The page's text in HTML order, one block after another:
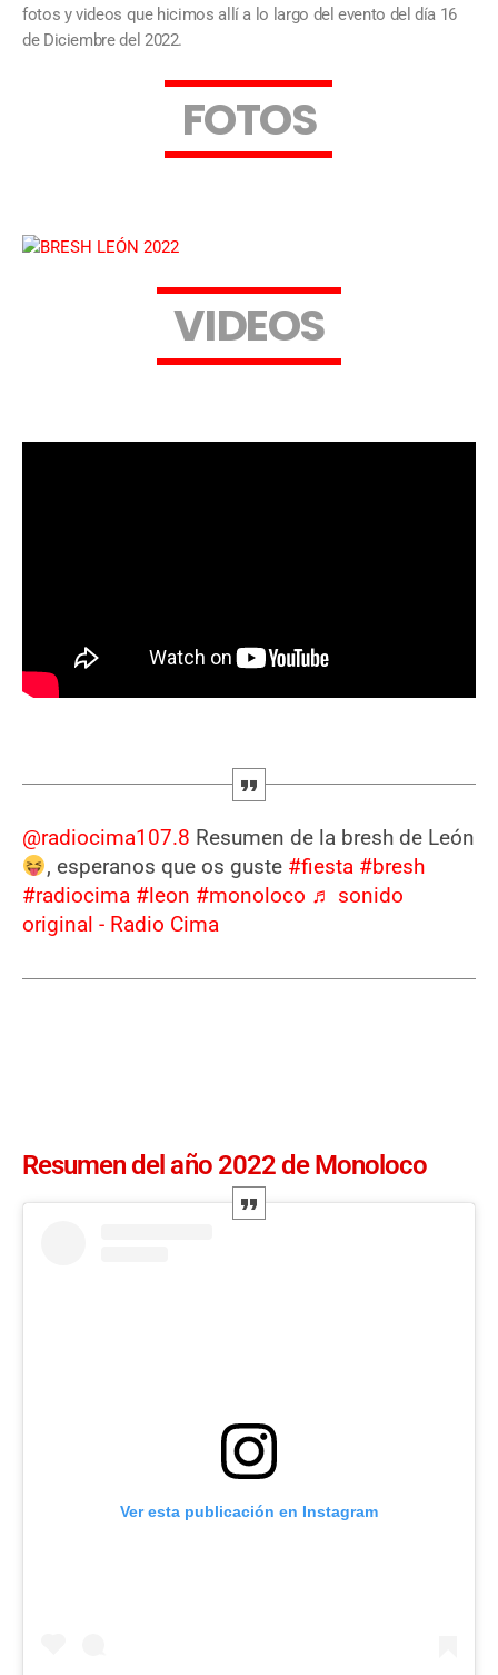
fotos y videos que hicimos allí a lo largo del evento del día 16
de Diciembre del 2022.
FOTOS
VIDEOS
@radiocima107.8 Resumen de la bresh de León
, esperanos que os guste #fiesta #bresh
#radiocima #leon #monoloco ♬ sonido
original - Radio Cima
Resumen del año 2022 de Monoloco
Ver esta publicación en Instagram